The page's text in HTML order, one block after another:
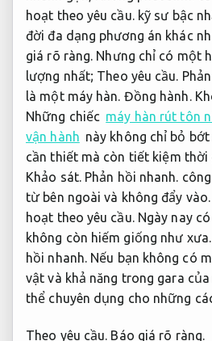
hoạt theo yêu cầu.kỹ sư bậc
đời đa dạng phương án khác
giá rõ ràng. Nhưng chỉ có một
lượng nhất; Theo yêu cầu.
là một máy hàn. Đồng hành.
Những chiếc máy hàn rút tôn
vận hành này không chỉ bỏ
cần thiết mà còn tiết kiệm thời
Khảo sát. Phản hồi nhanh.
từ bên ngoài và không đẩy vào.
hoạt theo yêu cầu.Ngày nay
không còn hiếm giống như xưa.
hồi nhanh. Nếu bạn không có
vật và khả năng trong gara
thể chuyên dụng cho những
Theo yêu cầu. Báo giá rõ ràng.